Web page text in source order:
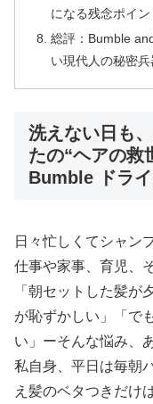
になる残念ポイン
総評：Bumble
い現代人の秘密兵
洗えない日も
たの“ヘアの救
Bumble ドラ
日々忙しくてシャン
仕事や家事、育児、
「朝セットした髪が
が恥ずかしい」「で
い」ーそんな悩み、
私自身、平日は毎朝
え髪のベタつきだけ